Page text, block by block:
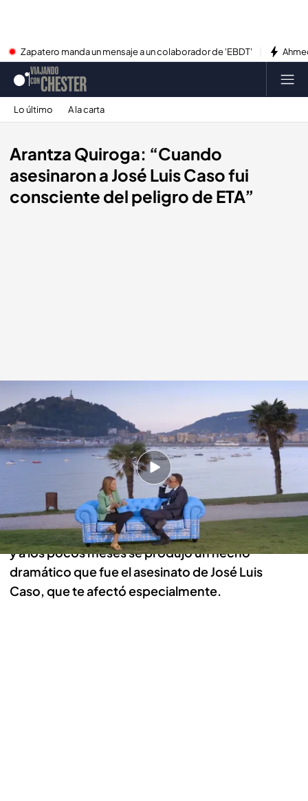
Zapatero manda un mensaje a un colaborador de 'EBDT'
Lo último A la carta
Arantza Quiroga: “Cuando
asesinaron a José Luis Caso fui
consciente del peligro de ETA”
cuatro.com
12 OCT 2014 - 23:20h.
Compartir
Risto Mejide: Un tema que no podemos dejar
pasar es ETA. Tú con 21 años ya estabas en activo,
y a los pocos meses se produjo un hecho
dramático que fue el asesinato de José Luis
Caso, que te afectó especialmente.